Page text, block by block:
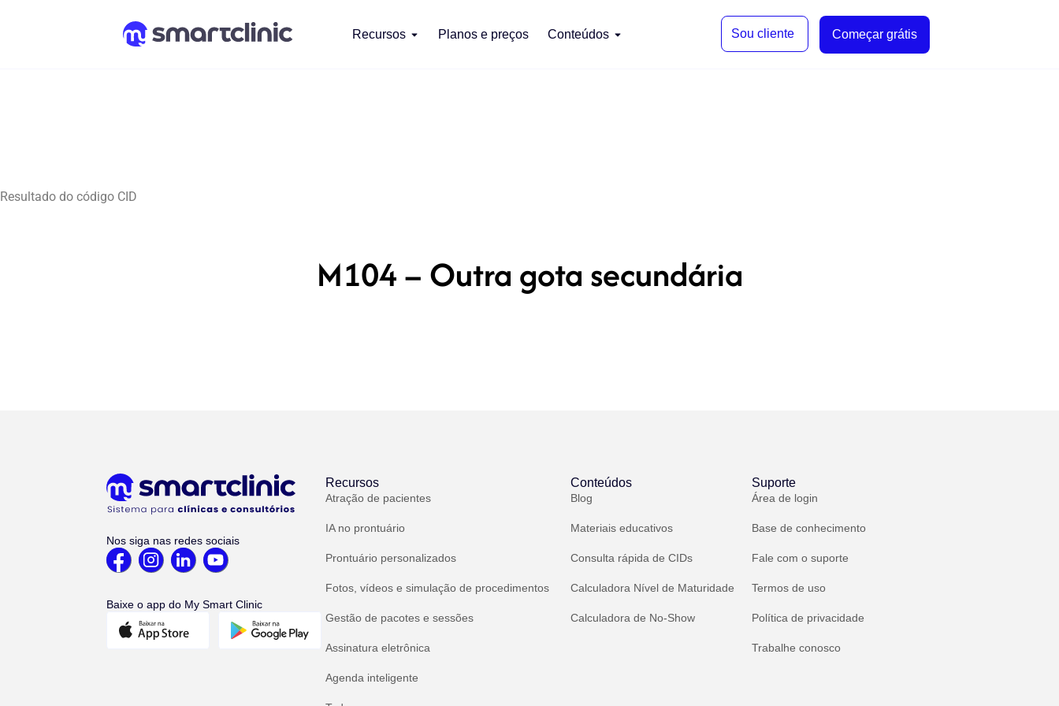
Recursos Planos e preços Conteúdos Sou cliente Começar grátis
Resultado do código CID
M104 – Outra gota secundária
Nos siga nas redes sociais
Baixe o app do My Smart Clinic
Recursos
Atração de pacientes
IA no prontuário
Prontuário personalizados
Fotos, vídeos e simulação de procedimentos
Gestão de pacotes e sessões
Assinatura eletrônica
Agenda inteligente
Conteúdos
Blog
Materiais educativos
Consulta rápida de CIDs
Calculadora Nível de Maturidade
Calculadora de No-Show
Suporte
Área de login
Base de conhecimento
Fale com o suporte
Termos de uso
Política de privacidade
Trabalhe conosco